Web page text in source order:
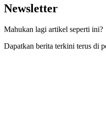
Newsletter
Mahukan lagi artikel seperti ini?
Dapatkan berita terkini terus di